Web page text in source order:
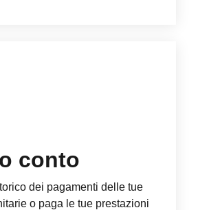
conto
dei pagamenti delle tue
o paga le tue prestazioni